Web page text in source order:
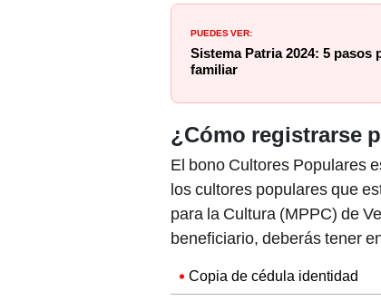
PUEDES VER:
Sistema Patria 2024: 5 pasos
familiar
¿Cómo registrarse
El bono Cultores Populares
los cultores populares que
para la Cultura (MPPC) de
beneficiario, deberás tener
Copia del RIF